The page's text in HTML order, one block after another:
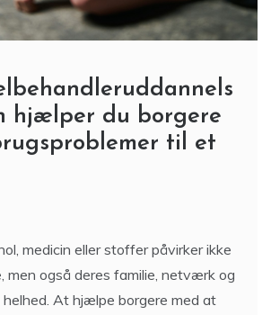
hjælper du borgere
til et
medicin eller stoffer påvirker ikke
men også deres familie, netværk og
At hjælpe borgere med at